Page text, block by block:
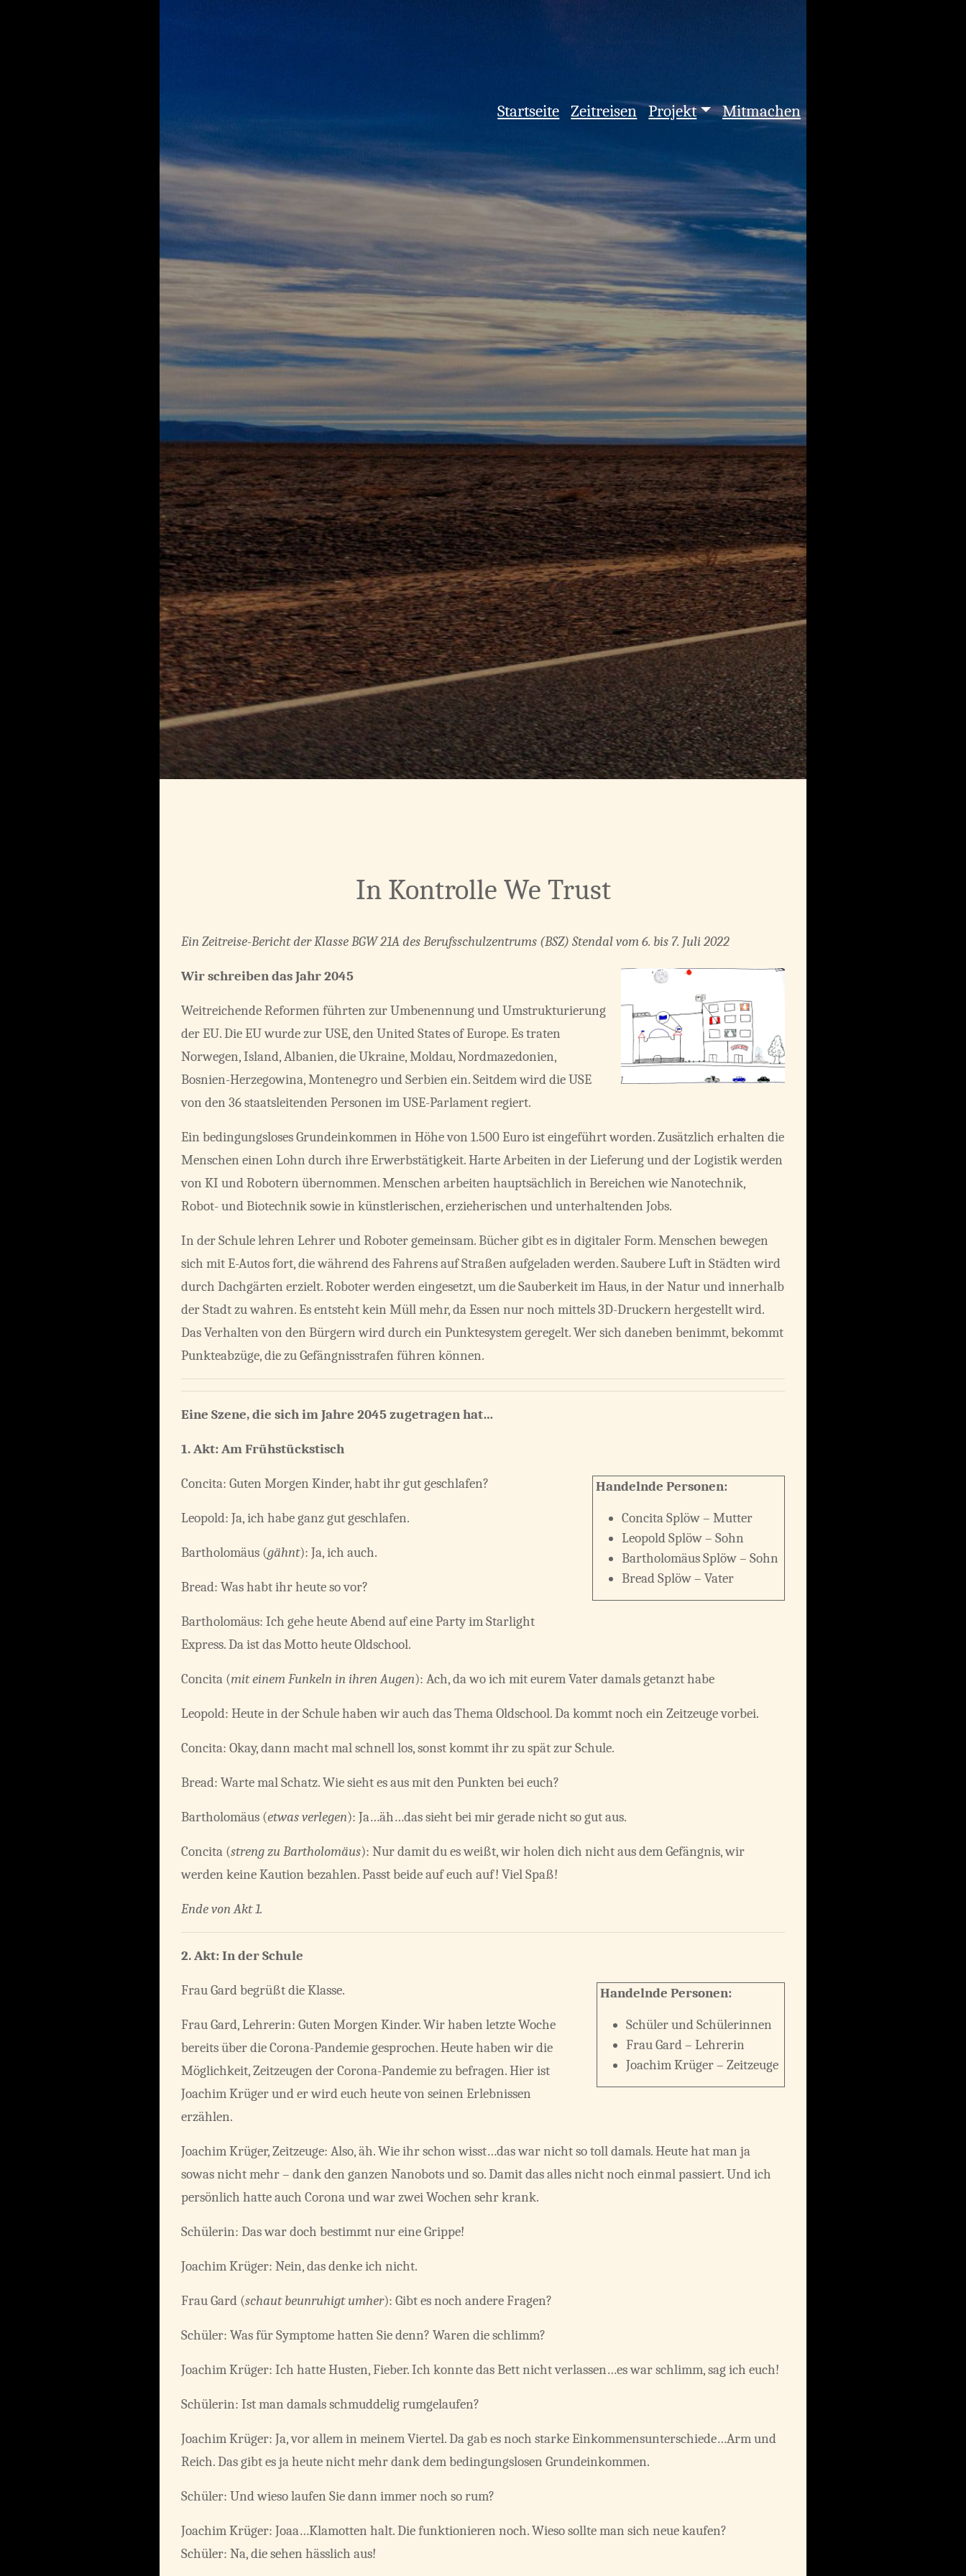
Startseite Zeitreisen Projekt Mitmachen
In Kontrolle We Trust
Ein Zeitreise-Bericht der Klasse BGW 21A des Berufsschulzentrums (BSZ) Stendal vom 6. bis 7. Juli 2022
Wir schreiben das Jahr 2045
Weitreichende Reformen führten zur Umbenennung und Umstrukturierung
der EU. Die EU wurde zur USE, den United States of Europe. Es traten
Norwegen, Island, Albanien, die Ukraine, Moldau, Nordmazedonien,
Bosnien-Herzegowina, Montenegro und Serbien ein. Seitdem wird die USE
von den 36 staatsleitenden Personen im USE-Parlament regiert.
Ein bedingungsloses Grundeinkommen in Höhe von 1.500 Euro ist eingeführt worden. Zusätzlich erhalten die
Menschen einen Lohn durch ihre Erwerbstätigkeit. Harte Arbeiten in der Lieferung und der Logistik werden
von KI und Robotern übernommen. Menschen arbeiten hauptsächlich in Bereichen wie Nanotechnik,
Robot- und Biotechnik sowie in künstlerischen, erzieherischen und unterhaltenden Jobs.
In der Schule lehren Lehrer und Roboter gemeinsam. Bücher gibt es in digitaler Form. Menschen bewegen
sich mit E-Autos fort, die während des Fahrens auf Straßen aufgeladen werden. Saubere Luft in Städten wird
durch Dachgärten erzielt. Roboter werden eingesetzt, um die Sauberkeit im Haus, in der Natur und innerhalb
der Stadt zu wahren. Es entsteht kein Müll mehr, da Essen nur noch mittels 3D-Druckern hergestellt wird.
Das Verhalten von den Bürgern wird durch ein Punktesystem geregelt. Wer sich daneben benimmt, bekommt
Punkteabzüge, die zu Gefängnisstrafen führen können.
Eine Szene, die sich im Jahre 2045 zugetragen hat…
1. Akt: Am Frühstückstisch
Handelnde Personen:
Concita Splöw – Mutter
Leopold Splöw – Sohn
Bartholomäus Splöw – Sohn
Bread Splöw – Vater
Concita: Guten Morgen Kinder, habt ihr gut geschlafen?
Leopold: Ja, ich habe ganz gut geschlafen.
Bartholomäus (gähnt): Ja, ich auch.
Bread: Was habt ihr heute so vor?
Bartholomäus: Ich gehe heute Abend auf eine Party im Starlight
Express. Da ist das Motto heute Oldschool.
Concita (mit einem Funkeln in ihren Augen): Ach, da wo ich mit eurem Vater damals getanzt habe
Leopold: Heute in der Schule haben wir auch das Thema Oldschool. Da kommt noch ein Zeitzeuge vorbei.
Concita: Okay, dann macht mal schnell los, sonst kommt ihr zu spät zur Schule.
Bread: Warte mal Schatz. Wie sieht es aus mit den Punkten bei euch?
Bartholomäus (etwas verlegen): Ja…äh…das sieht bei mir gerade nicht so gut aus.
Concita (streng zu Bartholomäus): Nur damit du es weißt, wir holen dich nicht aus dem Gefängnis, wir
werden keine Kaution bezahlen. Passt beide auf euch auf! Viel Spaß!
Ende von Akt 1.
2. Akt: In der Schule
Handelnde Personen:
Schüler und Schülerinnen
Frau Gard – Lehrerin
Joachim Krüger – Zeitzeuge
Frau Gard begrüßt die Klasse.
Frau Gard, Lehrerin: Guten Morgen Kinder. Wir haben letzte Woche
bereits über die Corona-Pandemie gesprochen. Heute haben wir die
Möglichkeit, Zeitzeugen der Corona-Pandemie zu befragen. Hier ist
Joachim Krüger und er wird euch heute von seinen Erlebnissen
erzählen.
Joachim Krüger, Zeitzeuge: Also, äh. Wie ihr schon wisst…das war nicht so toll damals. Heute hat man ja
sowas nicht mehr – dank den ganzen Nanobots und so. Damit das alles nicht noch einmal passiert. Und ich
persönlich hatte auch Corona und war zwei Wochen sehr krank.
Schülerin: Das war doch bestimmt nur eine Grippe!
Joachim Krüger: Nein, das denke ich nicht.
Frau Gard (schaut beunruhigt umher): Gibt es noch andere Fragen?
Schüler: Was für Symptome hatten Sie denn? Waren die schlimm?
Joachim Krüger: Ich hatte Husten, Fieber. Ich konnte das Bett nicht verlassen…es war schlimm, sag ich euch!
Schülerin: Ist man damals schmuddelig rumgelaufen?
Joachim Krüger: Ja, vor allem in meinem Viertel. Da gab es noch starke Einkommensunterschiede…Arm und
Reich. Das gibt es ja heute nicht mehr dank dem bedingungslosen Grundeinkommen.
Schüler: Und wieso laufen Sie dann immer noch so rum?
Joachim Krüger: Joaa…Klamotten halt. Die funktionieren noch. Wieso sollte man sich neue kaufen?
Schüler: Na, die sehen hässlich aus!